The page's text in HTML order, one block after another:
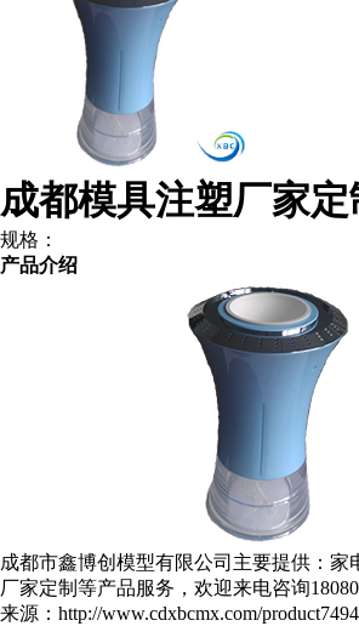
成都模具注塑厂家定
规格：
产品介绍
成都市鑫博创模型有限公司主要提供：家
厂家定制等产品服务，欢迎来电咨询
来源：http://www.cdxbcmx.com/